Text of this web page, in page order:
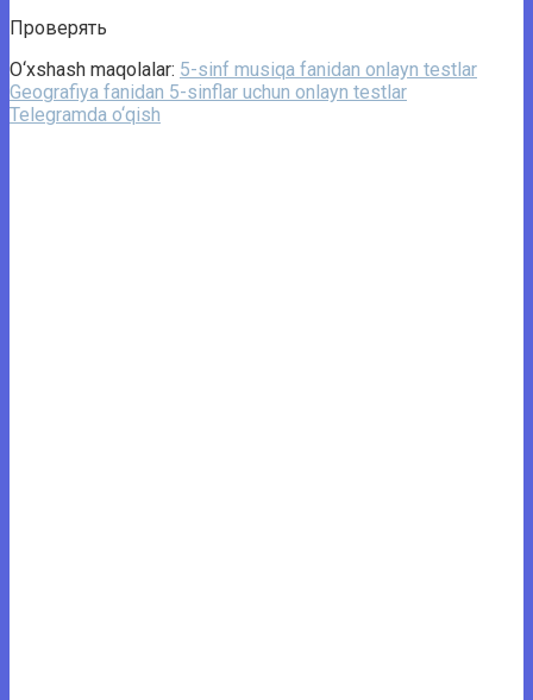
Проверять
O‘xshash maqolalar: 5-sinf musiqa fanidan onlayn testlar
Geografiya fanidan 5-sinflar uchun onlayn testlar
Telegramda o‘qish